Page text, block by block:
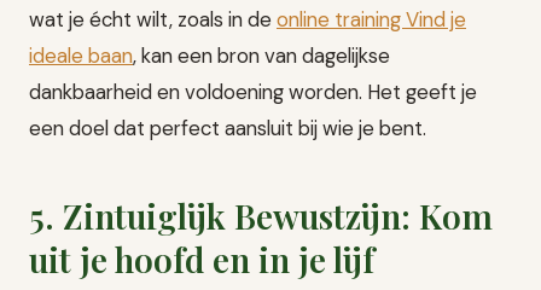
wat je écht wilt, zoals in deonline training Vind je
ideale baan, kan een bron van dagelijkse
dankbaarheid en voldoening worden. Het geeft je
een doel dat perfect aansluit bij wie je bent.
5. Zintuiglijk Bewustzijn: Kom
uit je hoofd en in je lijf